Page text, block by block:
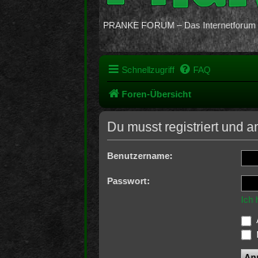
PRANKE FORUM – Das
Schnellzugriff FAQ
Foren-Übersicht
Du musst registriert und
Benutzername:
Passwort:
Ich